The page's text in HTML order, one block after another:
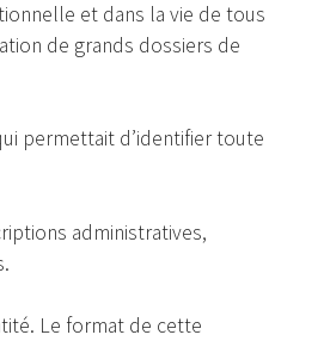
et dans la vie de tous
de grands dossiers de
permettait d’identifier toute
administratives,
Le format de cette